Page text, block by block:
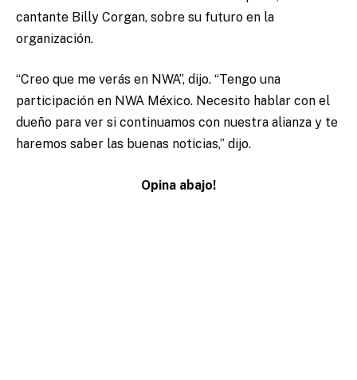
cantante Billy Corgan, sobre su futuro en la
organización.
“Creo que me verás en NWA”, dijo. “Tengo una
participación en NWA México. Necesito hablar con el
dueño para ver si continuamos con nuestra alianza y te
haremos saber las buenas noticias,” dijo.
Opina abajo!